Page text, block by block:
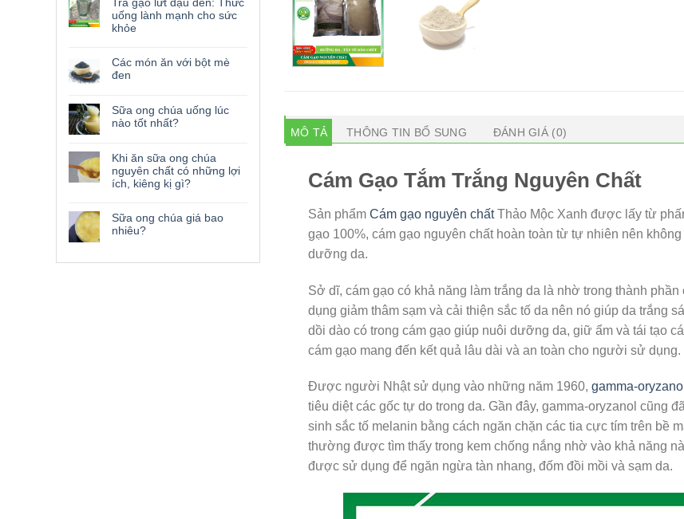
uống lành mạnh cho sức
khỏe
Các món ăn với bột mè
đen
Sữa ong chúa uống lúc
nào tốt nhất?
Khi ăn sữa ong chúa
nguyên chất có những lợi
ích, kiêng kị gì?
Sữa ong chúa giá bao
nhiêu?
MÔ TẢ THÔNG TIN BỔ SUNG ĐÁNH GIÁ (0)
Cám Gạo Tắm Trắng Nguyên Chất
Sản phẩm Cám gạo nguyên chấtThảo Mộc Xanh được lấy từ
gạo 100%, cám gạo nguyên chất hoàn toàn từ tự nhiên nên
dưỡng da.
Sở dĩ, cám gạo có khả năng làm trắng da là nhờ trong thành
dụng giảm thâm sạm và cải thiện sắc tố da nên nó giúp da trắng
dồi dào có trong cám gạo giúp nuôi dưỡng da, giữ ẩm và tái tạo
cám gạo mang đến kết quả lâu dài và an toàn cho người sử dụng.
Được người Nhật sử dụng vào những năm 1960, gamma-oryzanol
tiêu diệt các gốc tự do trong da. Gần đây, gamma-oryzanol cũng
sinh sắc tố melanin bằng cách ngăn chặn các tia cực tím trên bề
thường được tìm thấy trong kem chống nắng nhờ vào khả năng
được sử dụng để ngăn ngừa tàn nhang, đốm đồi mồi và sạm da.